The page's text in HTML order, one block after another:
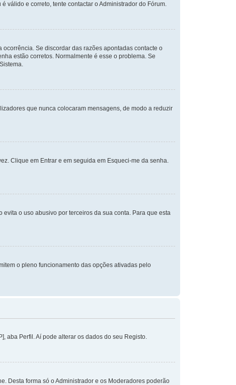
válido e correto, tente contactar o Administrador do Fórum.
Se discordar das razões apontadas contacte o
estão corretos. Normalmente é esse o problema. Se
que nunca colocaram mensagens, de modo a reduzir
Clique em Entrar e em seguida em Esqueci-me da senha.
o uso abusivo por terceiros da sua conta. Para que esta
o pleno funcionamento das opções ativadas pelo
aba Perfil. Aí pode alterar os dados do seu Registo.
Desta forma só o Administrador e os Moderadores poderão